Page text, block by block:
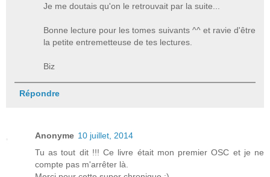
Je me doutais qu'on le retrouvait par la suite...
Bonne lecture pour les tomes suivants ^^ et ravie d'être
la petite entremetteuse de tes lectures.
Biz
Répondre
Anonyme 10 juillet, 2014
Tu as tout dit !!! Ce livre était mon premier OSC et je ne
compte pas m'arrêter là.